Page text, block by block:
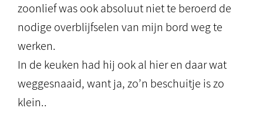
zoonlief was ook absoluut niet te beroerd de
nodige overblijfselen van mijn bord weg te
werken.
In de keuken had hij ook al hier en daar wat
weggesnaaid, want ja, zo’n beschuitje is zo
klein..